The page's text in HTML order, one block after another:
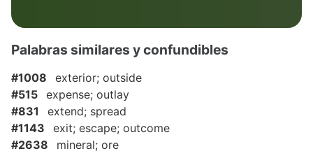
Palabras similares y confundibles
#1008
exterior; outside
#515 expense; outlay
#831
extend; spread
#1143
exit; escape; outcome
#2638
mineral; ore